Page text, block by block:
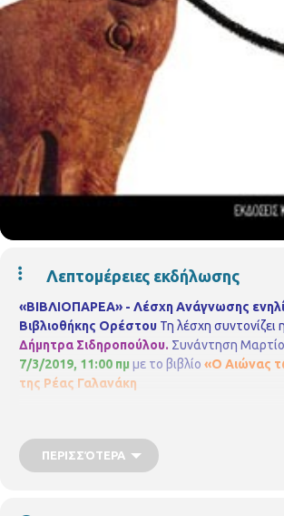
Λεπτομέρειες εκδήλωσης
«ΒΙΒΛΙΟΠΑΡΕΑ» - Λέσχη Ανάγνωσης
Βιβλιοθήκης Ορέστου Τη λέσχη συντονίζει
Δήμητρα Σιδηροπούλου. Συνάντηση
7/3/2019, 11:00 πμ με το βιβλίο «Ο Αιώνας
της Ρέας Γαλανάκη
ΠΕΡΙΣΣΌΤΕΡΑ